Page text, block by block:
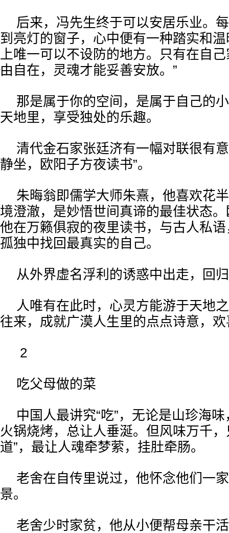
后来，冯先生终于可以安居乐业。
到亮灯的窗子，心中便有一种踏实和
上唯一可以不设防的地方。只有在自
由自在，灵魂才能妥善安放。”
那是属于你的空间，是属于自己的
天地里，享受独处的乐趣。
清代金石家张廷济有一幅对联很有
静坐，欧阳子方夜读书”。
朱晦翁即儒学大师朱熹，他喜欢花
境澄澈，是妙悟世间真谛的最佳状态
他在万籁俱寂的夜里读书，与古人私
孤独中找回最真实的自己。
从外界虚名浮利的诱惑中出走，回
人唯有在此时，心灵方能游于天地
往来，成就广漠人生里的点点诗意，
2
吃父母做的菜
中国人最讲究“吃”，无论是山珍海
火锅烧烤，总让人垂涎。但风味万千，
道”，最让人魂牵梦萦，挂肚牵肠。
老舍在自传里说过，他怀念他们一
景。
老舍少时家贫，他从小便帮母亲干